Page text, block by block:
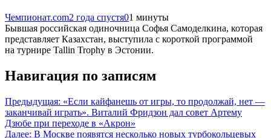
Чемпионат.com2 года спустя01 минуты
Бывшая российская одиночница Софья Самоделкина, которая
представляет Казахстан, выступила с короткой программой
на турнире Tallin Trophy в Эстонии.
Навигация по записям
Предыдущая: «Если кайфанешь от игры, то продолжай, нет —
заканчивай играть». Виталий Фридзон дал совет Артему
Дзюбе при переходе в «Акрон»
Далее: В Москве появятся несколько новых турбокольцевых